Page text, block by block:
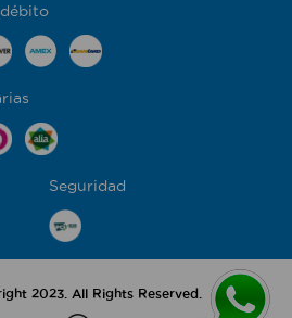
Seguridad
2023. All Rights Reserved.